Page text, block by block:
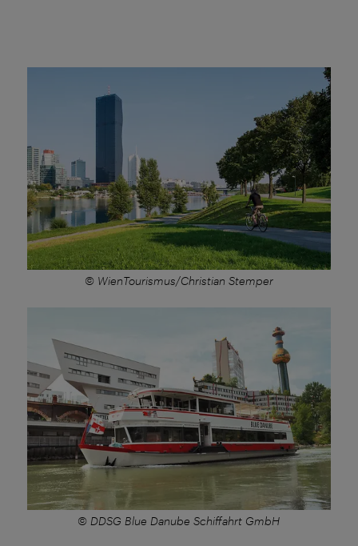
© WienTourismus/Christian Stemper
© DDSG Blue Danube Schiffahrt GmbH